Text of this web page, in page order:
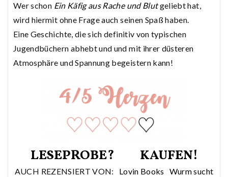
Wer schon Ein Käfig aus Rache und Blutgeliebt hat,
wird hiermit ohne Frage auch seinen Spaß haben.
Eine Geschichte, die sich definitiv von typischen
Jugendbüchern abhebt und und mit ihrer düsteren
Atmosphäre und Spannung begeistern kann!
LESEPROBE? KAUFEN!
AUCH REZENSIERT VON: Lovin Books
Wurm sucht